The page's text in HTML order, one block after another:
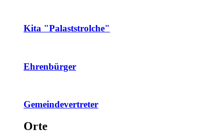
Kita "Palaststrolche"
Ehrenbürger
Gemeindevertreter
Orte